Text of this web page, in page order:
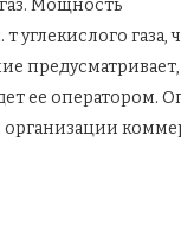
Мощность
газа,
предусматривает,
ее оператором.